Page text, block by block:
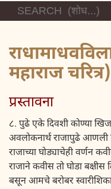
महाराज चरित्र)
प्रस्तावना
८. पुढे एके दिवशी कोण्या
अवलोकनार्थ राजापुढे
राजाच्या घोड्याचेही वर्णन
राजाने कवीस तो घोडा
बसून आमचे बरोबर